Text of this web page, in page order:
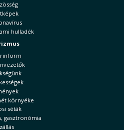
hulladék
környéke
séták
gasztronómia